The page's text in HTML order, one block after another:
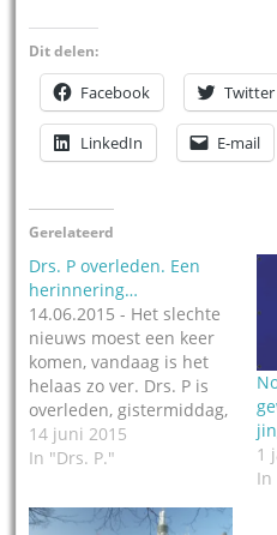
Dit delen:
Facebook Twitter
LinkedIn E-mail
Gerelateerd
Drs. P overleden. Een
herinnering…
14.06.2015 - Het slechte
nieuws moest een keer
komen, vandaag is het
helaas zo ver. Drs. P is
overleden, gistermiddag,
in Amsterdam, op 95-
jarige leeftijd. In 2009
zo heette de Drs. in het
'echt') in het Vondelpark
14 juni 2015
In "Drs. P."
1
In